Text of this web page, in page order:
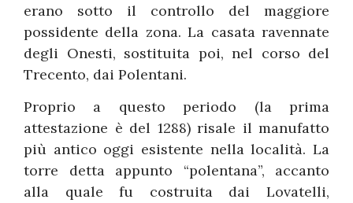
erano sotto il controllo del maggiore
possidente della zona. La casata ravennate
degli Onesti, sostituita poi, nel corso del
Trecento, dai Polentani.
Proprio a questo periodo (la prima
attestazione è del 1288) risale il manufatto
più antico oggi esistente nella località. La
torre detta appunto “polentana”, accanto
alla quale fu costruita dai Lovatelli,